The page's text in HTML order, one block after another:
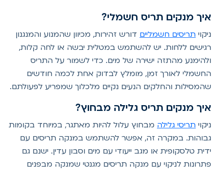
מנקים תריס חשמלי?
תריסים חשמלייםדורש זהירות, מכיוון שהמנוע והמנגנון
ללחות. יש להשתמש במטלית יבשה או לחה קלות,
מהתזה ישירה של מים. כדי לשמור על התריס
לאורך זמן, מומלץ לבדוק אחת לכמה חודשים
והחלקים הנעים נקיים מלכלוך שמפריע לפעולתם.
מנקים תריס גלילה מבחוץ?
תריסי גלילהמבחוץ עלול להיות מאתגר, במיוחד בקומות
במקרה זה, אפשר להשתמש במנקה תריסים עם
טלסקופית או מגב ייעודי עם מים וסבון עדין. ישנם גם
לניקוי עם מנקה תריסים מגנטי שמנקה מבפנים